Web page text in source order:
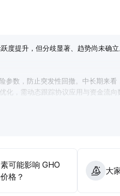
度提升，但分歧显著、趋势尚未确
数，防止突发性回撤。中长期来看
，需动态跟踪协议应用与资金流向
可能影响 GHO
格？
大